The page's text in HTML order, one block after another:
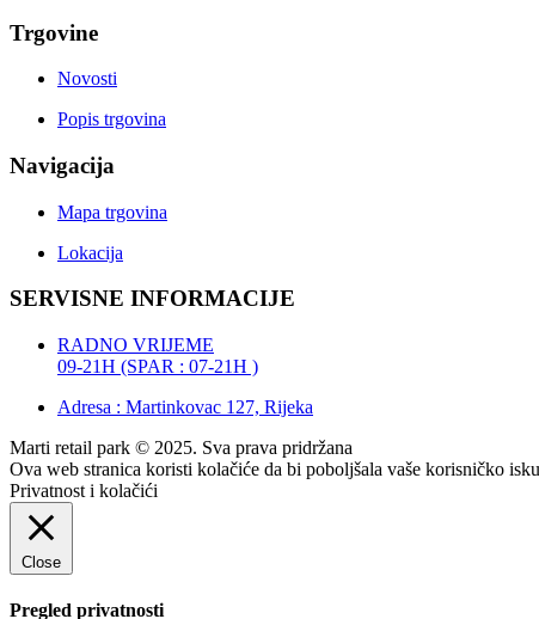
Trgovine
Novosti
Popis trgovina
Navigacija
Mapa trgovina
Lokacija
SERVISNE INFORMACIJE
RADNO VRIJEME
09-21H (SPAR : 07-21H )
Adresa : Martinkovac 127, Rijeka
Marti retail park © 2025. Sva prava pridržana
Ova web stranica koristi kolačiće da bi poboljšala vaše korisničko
Privatnost i kolačići
Close
Pregled privatnosti